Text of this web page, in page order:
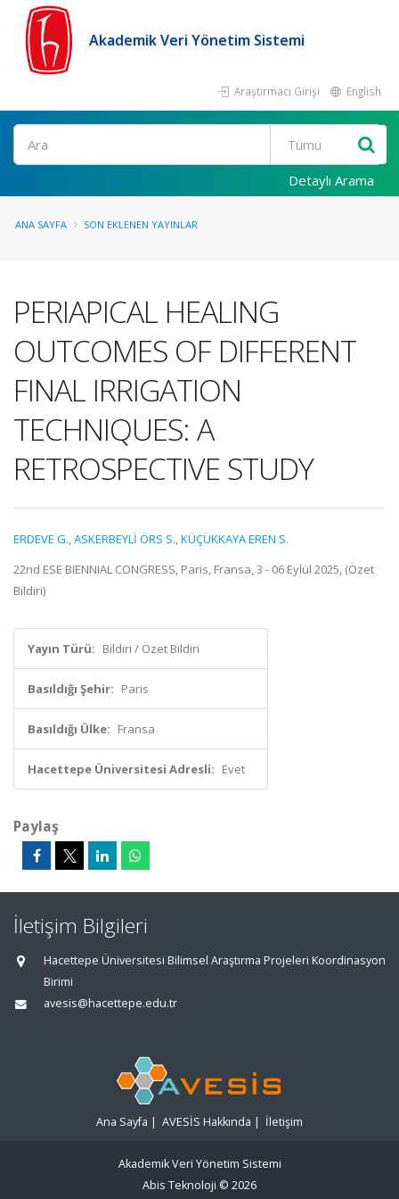
Akademik Veri Yönetim Sistemi
Araştırmacı Girişi English
Ara
Detaylı Arama
ANA SAYFA SON EKLENEN YAYINLAR
PERIAPICAL HEALING
OUTCOMES OF DIFFERENT
FINAL IRRIGATION
TECHNIQUES: A
RETROSPECTIVE STUDY
ERDEVE G.,ASKERBEYLİ ÖRS S.,KÜÇÜKKAYA EREN S.
22nd ESE BIENNIAL CONGRESS, Paris, Fransa, 3 - 06 Eylül 2025, (Özet
Bildiri)
Yayın Türü: Bildiri / Özet Bildiri
Basıldığı Şehir: Paris
Basıldığı Ülke: Fransa
Hacettepe Üniversitesi Adresli: Evet
Paylaş
İletişim Bilgileri
Hacettepe Üniversitesi Bilimsel Araştırma Projeleri Koordinasyon
Birimi
avesis@hacettepe.edu.tr
Ana Sayfa | AVESİS Hakkında | İletişim
Akademik Veri Yönetim Sistemi
Abis Teknoloji © 2026